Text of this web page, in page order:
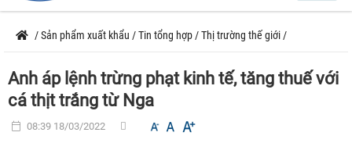
/Sản phẩm xuất khẩu /Tin tổng hợp /Thị trường thế giới /
Anh áp lệnh trừng phạt kinh tế, tăng thuế với
cá thịt trắng từ Nga
08:39 18/03/2022